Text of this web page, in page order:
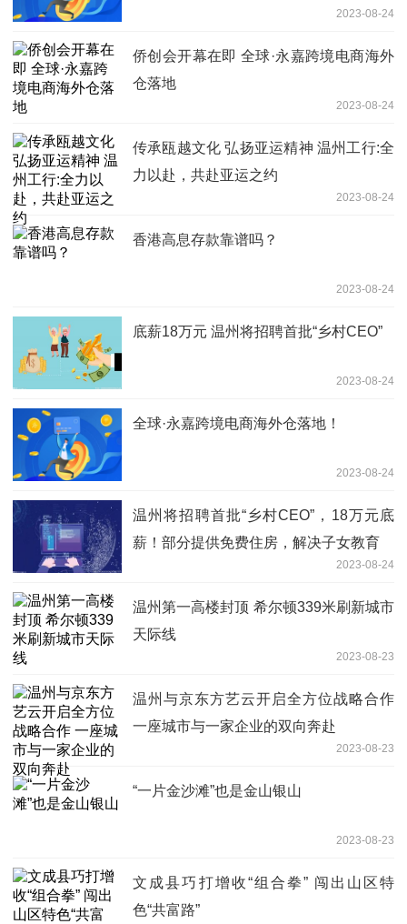
2023-08-24
侨创会开幕在即 全球·永嘉跨境电商海外
仓落地
2023-08-24
传承瓯越文化 弘扬亚运精神 温州工行:全
力以赴，共赴亚运之约
2023-08-24
香港高息存款靠谱吗？
2023-08-24
底薪18万元 温州将招聘首批“乡村CEO”
2023-08-24
全球·永嘉跨境电商海外仓落地！
2023-08-24
温州将招聘首批“乡村CEO”，18万元底
薪！部分提供免费住房，解决子女教育
2023-08-24
温州第一高楼封顶 希尔顿339米刷新城市
天际线
2023-08-23
温州与京东方艺云开启全方位战略合作
一座城市与一家企业的双向奔赴
2023-08-23
“一片金沙滩”也是金山银山
2023-08-23
文成县巧打增收“组合拳” 闯出山区特
色“共富路”